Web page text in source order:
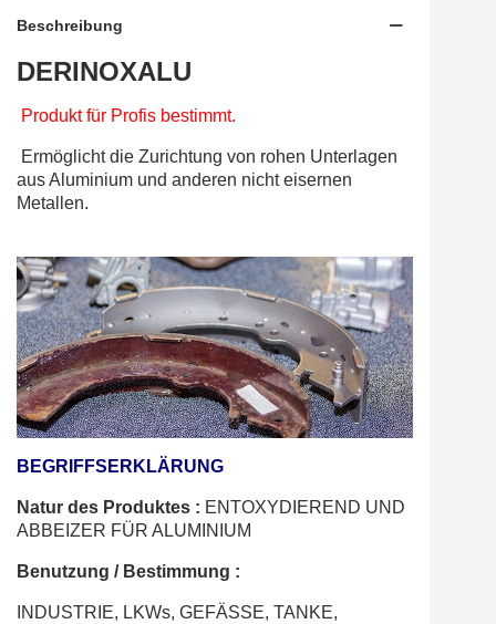
Beschreibung
DERINOXALU
Produkt für Profis bestimmt.
Ermöglicht die Zurichtung von rohen Unterlagen
aus Aluminium und anderen nicht eisernen
Metallen.
BEGRIFFSERKLÄRUNG
Natur des Produktes : ENTOXYDIEREND UND
ABBEIZER FÜR ALUMINIUM
Benutzung / Bestimmung :
INDUSTRIE, LKWs, GEFÄSSE, TANKE,